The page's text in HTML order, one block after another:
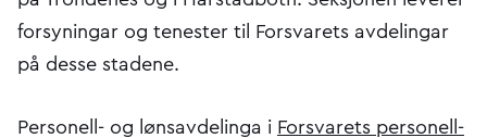
forsyningar og tenester til Forsvarets avdelingar
på desse stadene.
Personell- og lønsavdelinga i Forsvarets personell-